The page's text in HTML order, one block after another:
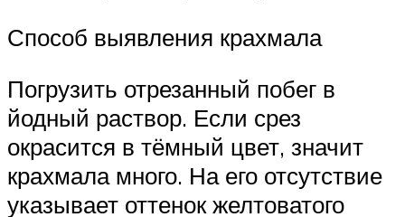
Способ выявления крахмала
Погрузить отрезанный побег в
йодный раствор. Если срез
окрасится в тёмный цвет, значит
крахмала много. На его отсутствие
указывает оттенок желтоватого